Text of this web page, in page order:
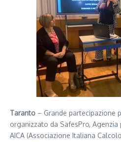
Taranto – Grande partecipazione
organizzato da SafesPro,
AICA (Associazione Italiana